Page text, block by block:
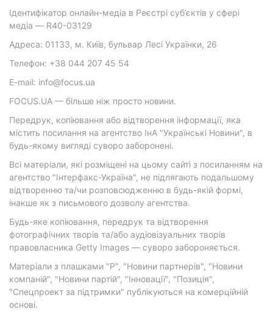
Ідентифікатор онлайн-медіа в Реєстрі суб’єктів у сфері
медіа — R40-03129
Адреса: 01133, м. Київ, бульвар Лесі Українки, 26
Телефон: +38 044 207 45 54
E-mail: info@focus.ua
FOCUS.UA — більше ніж просто новини.
Передрук, копіювання або відтворення інформації, яка
містить посилання на агентство ІнА "Українські Новини", в
будь-якому вигляді суворо заборонені.
Всі матеріали, які розміщені на цьому сайті з посиланням на
агентство "Інтерфакс-Україна", не підлягають подальшому
відтворенню та/чи розповсюдженню в будь-якій формі,
інакше як з письмового дозволу агентства.
Будь-яке копіювання, передрук та відтворення
фотографічних творів та/або аудіовізуальних творів
правовласника Getty Images — суворо забороняється.
Матеріали з плашками "Р", "Новини партнерів", "Новини
компаній", "Новини партій", "Інновації", "Позиція",
"Спецпроект за підтримки" публікуються на комерційній
основі.